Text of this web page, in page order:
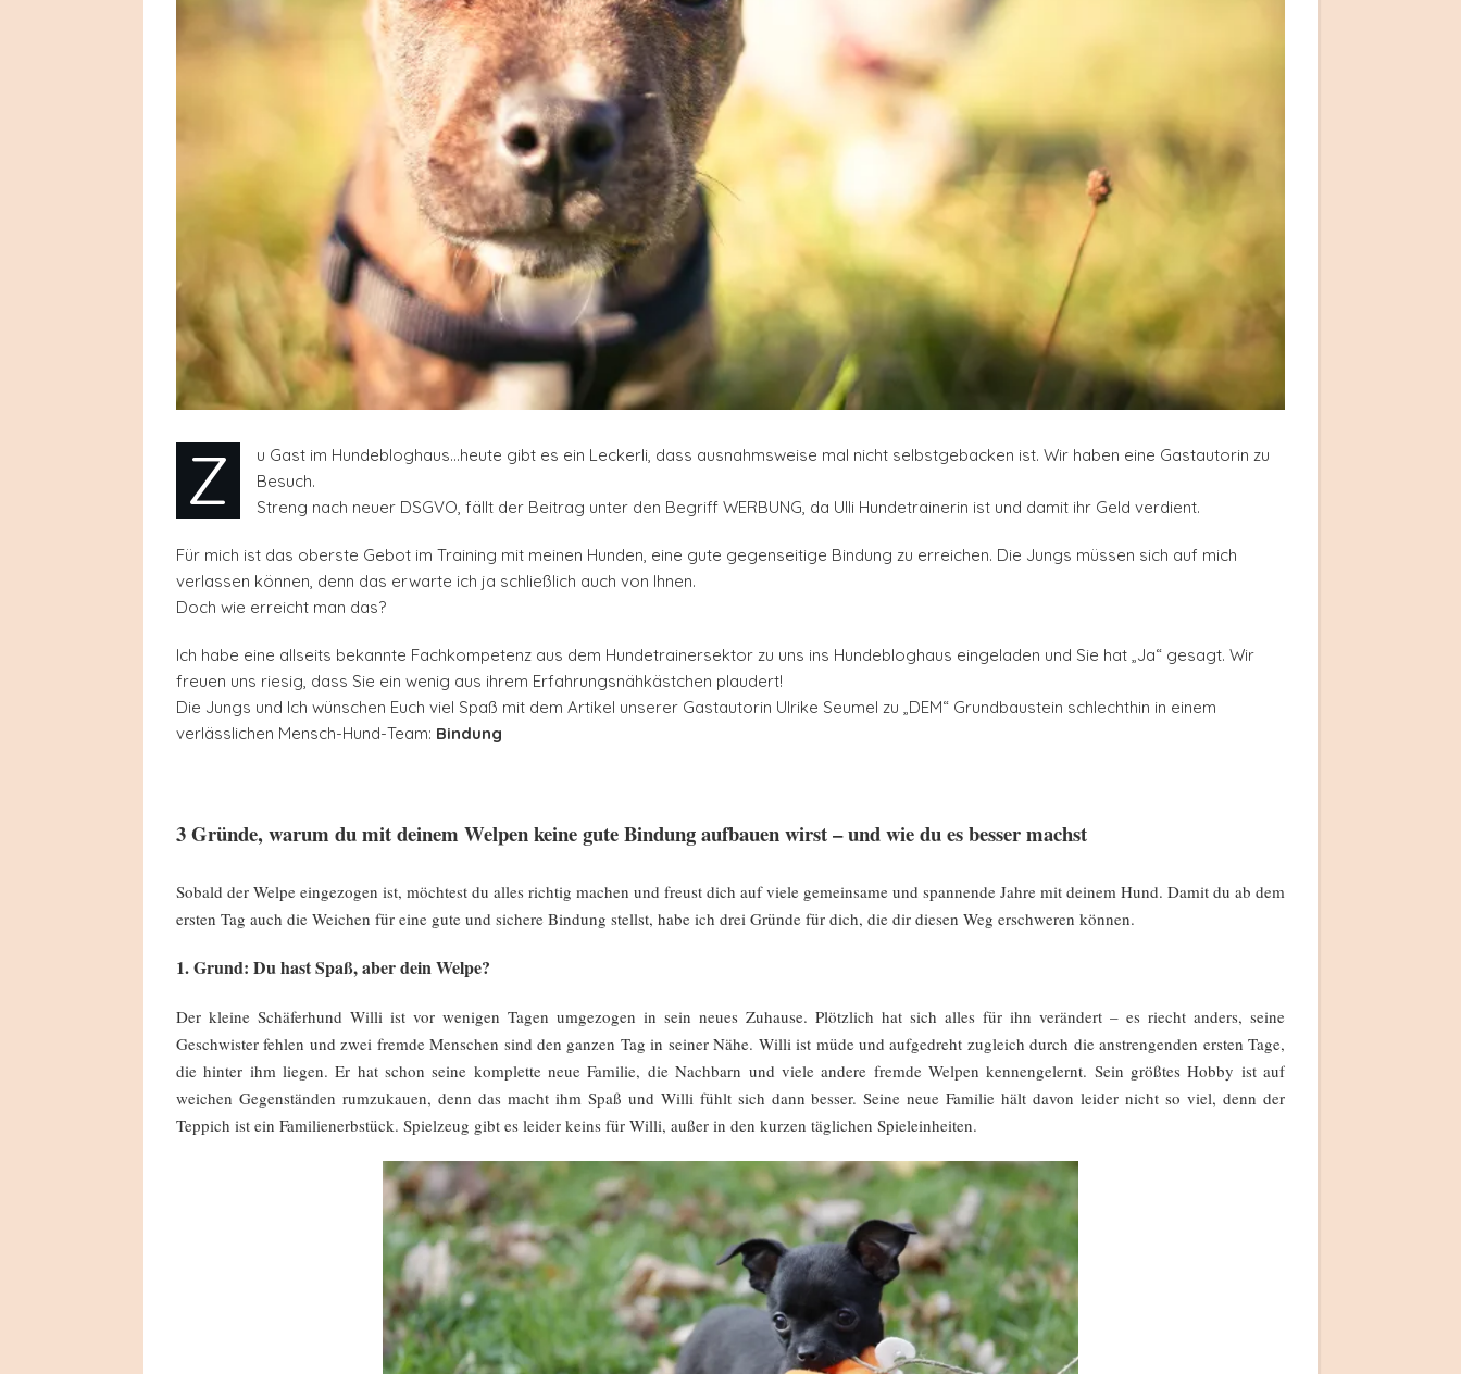
Z
u Gast im Hundebloghaus…heute gibt es ein Leckerli, dass ausnahmsweise mal nicht selbstgebacken ist. Wir haben eine Gastautorin zu
Besuch.
Streng nach neuer DSGVO, fällt der Beitrag unter den Begriff WERBUNG, da Ulli Hundetrainerin ist und damit ihr Geld verdient.
Für mich ist das oberste Gebot im Training mit meinen Hunden, eine gute gegenseitige Bindung zu erreichen. Die Jungs müssen sich auf mich
verlassen können, denn das erwarte ich ja schließlich auch von Ihnen.
Doch wie erreicht man das?
Ich habe eine allseits bekannte Fachkompetenz aus dem Hundetrainersektor zu uns ins Hundebloghaus eingeladen und Sie hat „Ja“ gesagt. Wir
freuen uns riesig, dass Sie ein wenig aus ihrem Erfahrungsnähkästchen plaudert!
Die Jungs und Ich wünschen Euch viel Spaß mit dem Artikel unserer Gastautorin Ulrike Seumel zu „DEM“ Grundbaustein schlechthin in einem
verlässlichen Mensch-Hund-Team: Bindung
3 Gründe, warum du mit deinem Welpen keine gute Bindung aufbauen wirst – und wie du es besser machst
Sobald der Welpe eingezogen ist, möchtest du alles richtig machen und freust dich auf viele gemeinsame und spannende Jahre mit deinem Hund. Damit du ab dem
ersten Tag auch die Weichen für eine gute und sichere Bindung stellst, habe ich drei Gründe für dich, die dir diesen Weg erschweren können.
1. Grund: Du hast Spaß, aber dein Welpe?
Der kleine Schäferhund Willi ist vor wenigen Tagen umgezogen in sein neues Zuhause. Plötzlich hat sich alles für ihn verändert – es riecht anders, seine
Geschwister fehlen und zwei fremde Menschen sind den ganzen Tag in seiner Nähe. Willi ist müde und aufgedreht zugleich durch die anstrengenden ersten Tage,
die hinter ihm liegen. Er hat schon seine komplette neue Familie, die Nachbarn und viele andere fremde Welpen kennengelernt. Sein größtes Hobby ist auf
weichen Gegenständen rumzukauen, denn das macht ihm Spaß und Willi fühlt sich dann besser. Seine neue Familie hält davon leider nicht so viel, denn der
Teppich ist ein Familienerbstück. Spielzeug gibt es leider keins für Willi, außer in den kurzen täglichen Spieleinheiten.